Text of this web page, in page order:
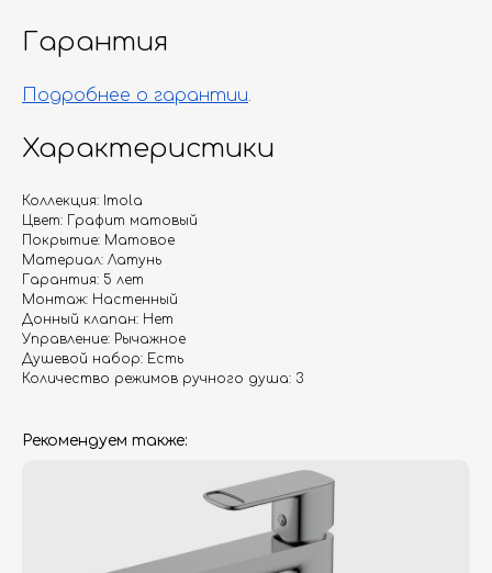
Гарантия
Подробнее о гарантии.
Характеристики
Коллекция: Imola
Цвет: Графит матовый
Покрытие: Матовое
Материал: Латунь
Гарантия: 5 лет
Монтаж: Настенный
Донный клапан: Нет
Управление: Рычажное
Душевой набор: Есть
Количество режимов ручного душа: 3
Рекомендуем также:
Дизайнерам